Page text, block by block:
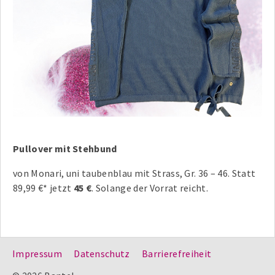
Pullover mit Stehbund
von Monari, uni taubenblau mit Strass, Gr. 36 – 46. Statt
89,99 €* jetzt 45 €. Solange der Vorrat reicht.
Impressum Datenschutz
Barrierefreiheit